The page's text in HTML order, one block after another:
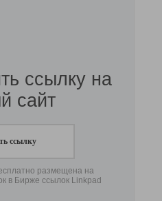
ссылку на
сайт
ссылку
размещена на
в Бирже ссылок Linkpad